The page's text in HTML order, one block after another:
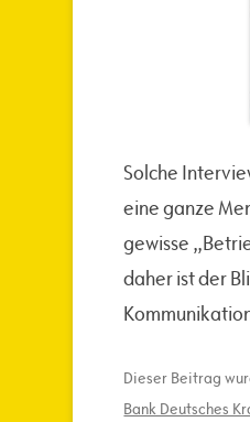
Solche
eine ganze
gewisse
daher ist der
Dieser Beitrag
Bank Deutsches